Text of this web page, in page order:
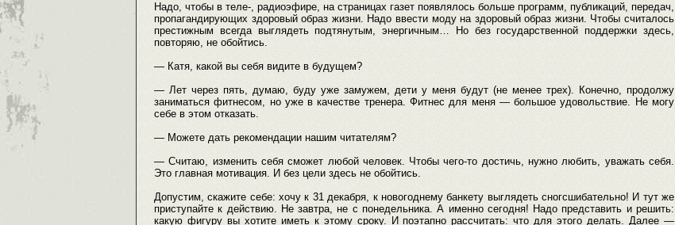
Надо, чтобы в теле-, радиоэфире, на страницах газет появлялось больше программ, публикаций, передач,
пропагандирующих здоровый образ жизни. Надо ввести моду на здоровый образ жизни. Чтобы считалось
престижным всегда выглядеть подтянутым, энергичным… Но без государственной поддержки здесь,
повторяю, не обойтись.
— Катя, какой вы себя видите в будущем?
— Лет через пять, думаю, буду уже замужем, дети у меня будут (не менее трех). Конечно, продолжу
заниматься фитнесом, но уже в качестве тренера. Фитнес для меня — большое удовольствие. Не могу
себе в этом отказать.
— Можете дать рекомендации нашим читателям?
— Считаю, изменить себя сможет любой человек. Чтобы чего-то достичь, нужно любить, уважать себя.
Это главная мотивация. И без цели здесь не обойтись.
Допустим, скажите себе: хочу к 31 декабря, к новогоднему банкету выглядеть сногсшибательно! И тут же
приступайте к действию. Не завтра, не с понедельника. А именно сегодня! Надо представить и решить:
какую фигуру вы хотите иметь к этому сроку. И поэтапно рассчитать: что для этого делать. Далее —